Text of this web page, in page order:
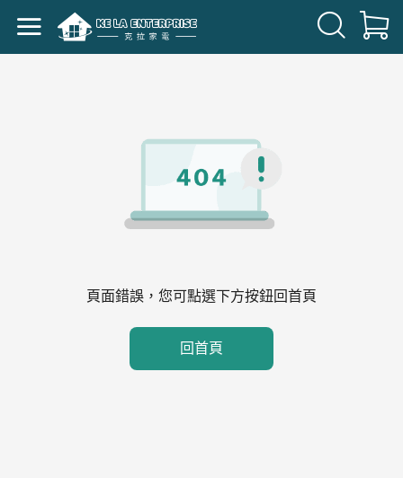
頁面錯誤，您可點選下方按鈕回首頁
回首頁